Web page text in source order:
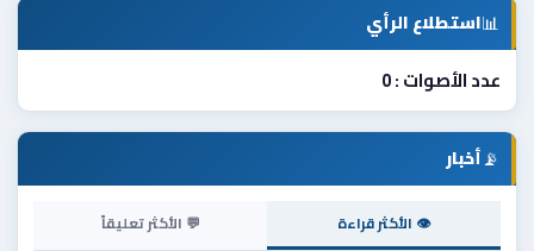
📊استطلاع الرأي
عدد الأصوات : 0
📡أخبار
👁 الأكثر قراءة 💬 الأكثر تعليقاً